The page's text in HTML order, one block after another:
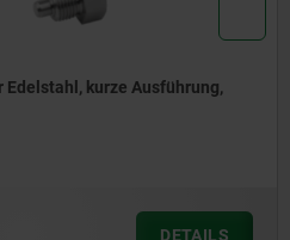
Edelstahl, ohne Bund, mit
DETAILS